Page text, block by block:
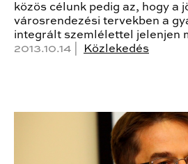
közös célunk pedig az, hogy a
városrendezési tervekben a
integrált szemlélettel jelenjen
2013.10.14 |
Közlekedés